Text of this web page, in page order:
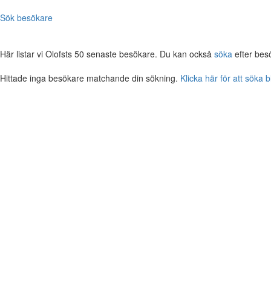
Sök besökare
Här listar vi Olofsts 50 senaste besökare. Du kan också söka efter
Hittade inga besökare matchande din sökning. Klicka här för att söka